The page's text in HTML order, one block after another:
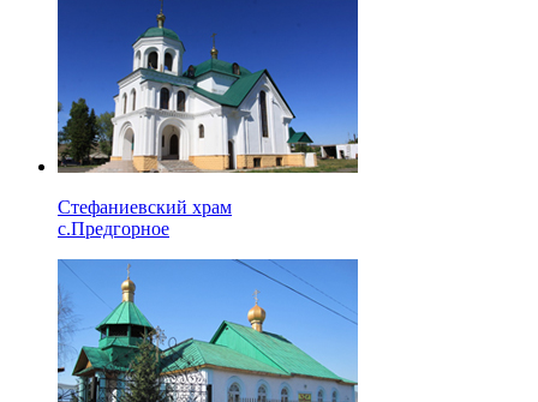
Стефаниевский храм
с.Предгорное